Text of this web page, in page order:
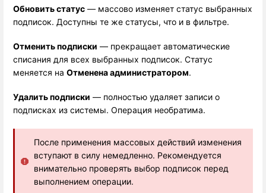
Обновить статус — массово изменяет статус выбранных
подписок. Доступны те же статусы, что и в фильтре.
Отменить подписки — прекращает автоматические
списания для всех выбранных подписок. Статус
меняется на Отменена администратором.
Удалить подписки — полностью удаляет записи о
подписках из системы. Операция необратима.
После применения массовых действий изменения
вступают в силу немедленно. Рекомендуется
внимательно проверять выбор подписок перед
выполнением операции.